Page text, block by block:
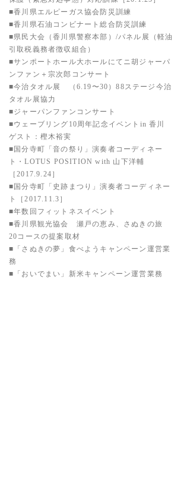
■香川県エルピーガス協会防災訓練
■香川県石油コンビナート総合防災訓練
■県民大会（香川県警察本部）/パネル展（軽油
引取税義務者徴収組合）
■サンポートホール大ホールにてニ胡ジャーパ
ンファン＋宗次郎コンサート
■今治タオル展 （6.19〜30）88ステージ今治
タオル展協力
■ジャーパンファンコンサート
■ウェーブリング10周年記念イベントin 香川
ゲスト：樫木裕実
■国分寺町「音の祭り」演奏者コーディネー
ト・LOTUS POSITION with 山下洋輔
［2017.9.24］
■国分寺町「史跡まつり」演奏者コーディネー
ト［2017.11.3］
■年数回フィットネスイベント
■香川県観光協会 瀬戸の恵み、さぬきの旅
20コースの提案取材
■「さぬきの夢」食べようキャンペーン運営業
務
■「おいでまい」新米キャンペーン運営業務